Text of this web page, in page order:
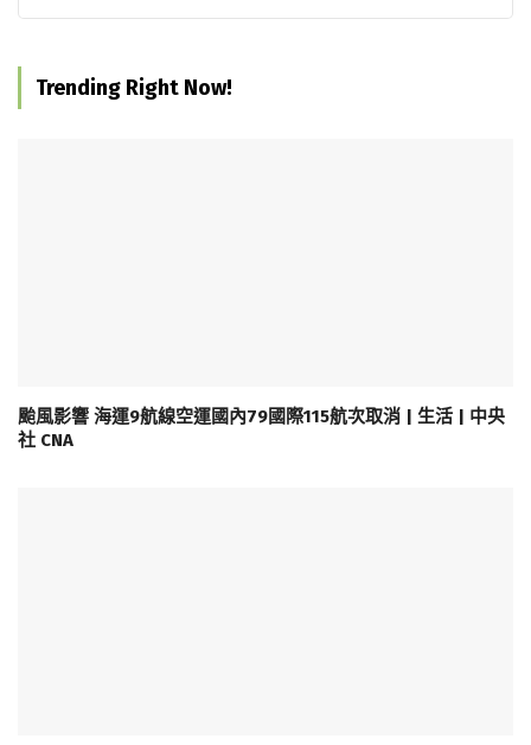
Trending Right Now!
颱風影響 海運9航線空運國內79國際115航次取消 | 生活 | 中央
社 CNA